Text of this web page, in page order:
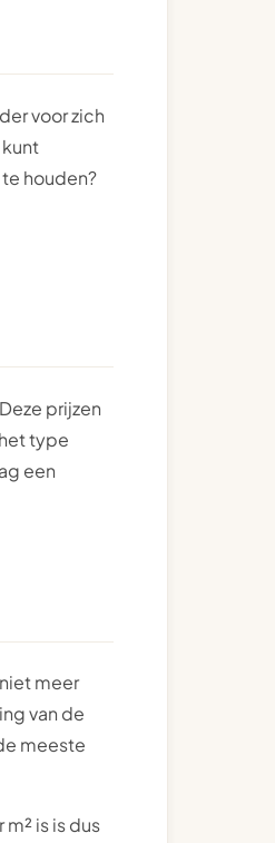
voor zich
houden?
prijzen
type
een
meer
van de
meeste
is is dus